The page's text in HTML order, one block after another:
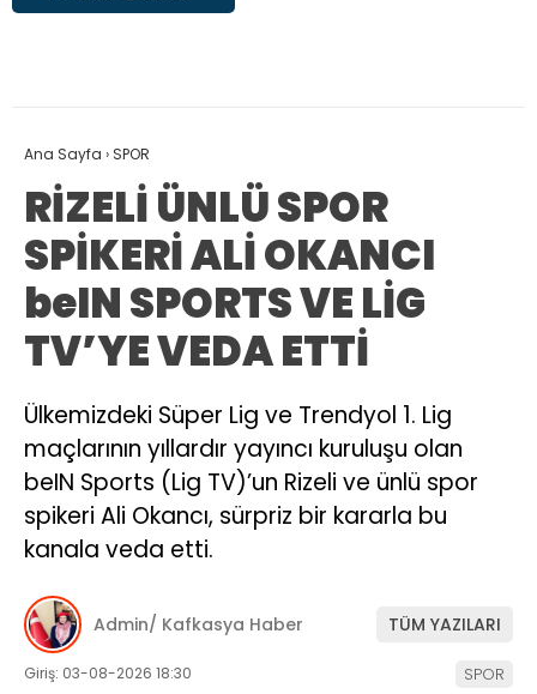
Ana Sayfa › SPOR
RİZELİ ÜNLÜ SPOR
SPİKERİ ALİ OKANCI
beIN SPORTS VE LİG
TV’YE VEDA ETTİ
Ülkemizdeki Süper Lig ve Trendyol 1. Lig
maçlarının yıllardır yayıncı kuruluşu olan
beIN Sports (Lig TV)’un Rizeli ve ünlü spor
spikeri Ali Okancı, sürpriz bir kararla bu
kanala veda etti.
Admin/ Kafkasya Haber TÜM YAZILARI
Giriş: 03-08-2026 18:30 SPOR